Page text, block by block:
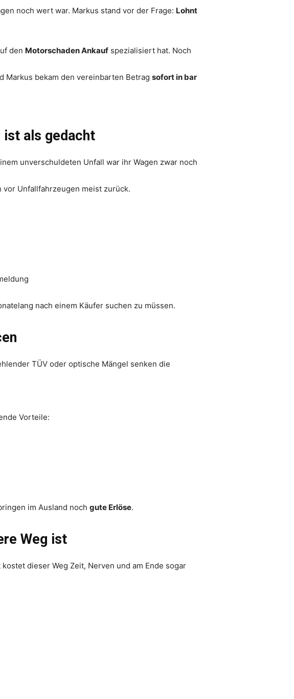
noch wert war. Markus stand vor der Frage: Lohnt
den Motorschaden Ankauf spezialisiert hat. Noch
Markus bekam den vereinbarten Betrag sofort in bar
ist als gedacht
unverschuldeten Unfall war ihr Wagen zwar noch
Unfallfahrzeugen meist zurück.
nach einem Käufer suchen zu müssen.
TÜV oder optische Mängel senken die
Vorteile:
im Ausland noch gute Erlöse.
Weg ist
dieser Weg Zeit, Nerven und am Ende sogar